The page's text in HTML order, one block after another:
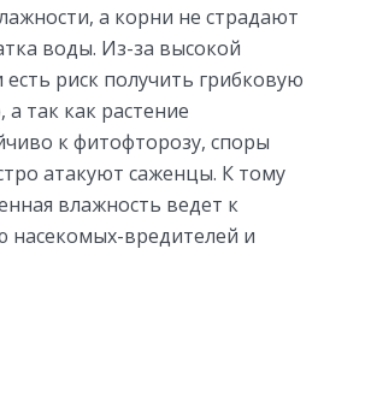
а корни не страдают
воды. Из-за высокой
есть риск получить грибковую
так как растение
к фитофторозу, споры
атакуют саженцы. К тому
влажность ведет к
насекомых-вредителей и